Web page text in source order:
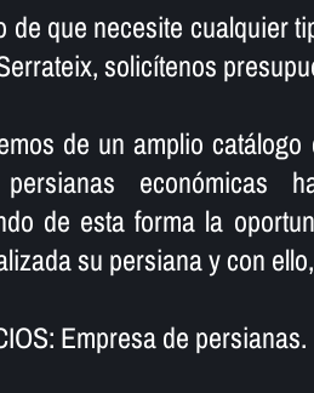
de que necesite cualquier
solicí­tenos
de un amplio
económicas
de esta forma la
su persiana y con
Empresa de persianas.